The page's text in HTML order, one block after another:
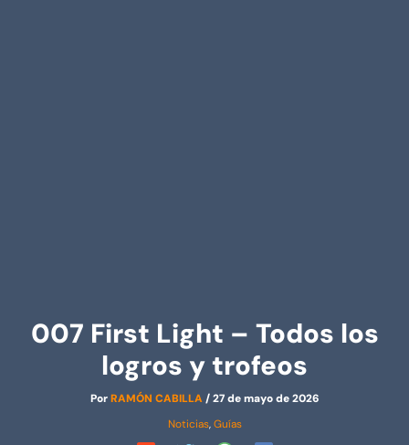
007 First Light – Todos los
logros y trofeos
PorRAMÓN CABILLA/27 de mayo de 2026
Noticias,Guías